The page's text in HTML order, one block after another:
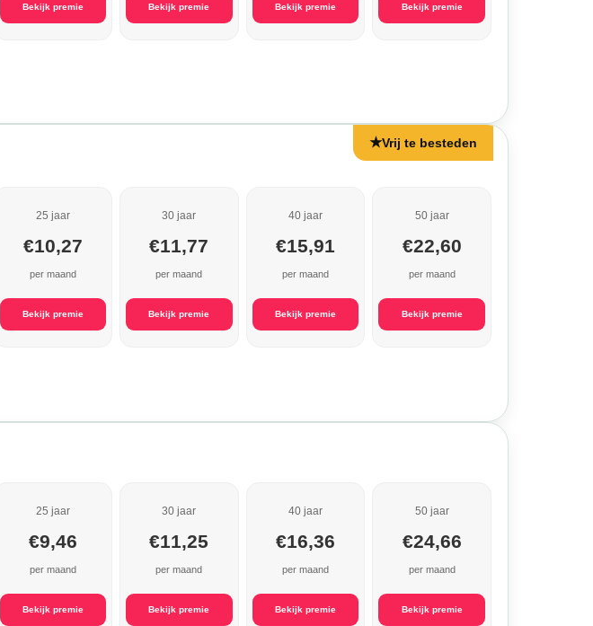
Bekijk premie Bekijk premie Bekijk premie Bekijk premie
★Vrij te besteden
25 jaar
€10,27
per maand
Bekijk premie
30 jaar
€11,77
per maand
Bekijk premie
40 jaar
€15,91
per maand
Bekijk premie
50 jaar
€22,60
per maand
Bekijk premie
25 jaar
€9,46
per maand
Bekijk premie
30 jaar
€11,25
per maand
Bekijk premie
40 jaar
€16,36
per maand
Bekijk premie
50 jaar
€24,66
per maand
Bekijk premie